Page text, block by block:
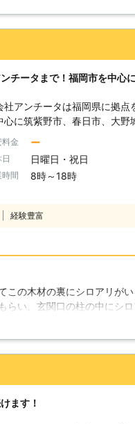
んと暖かくなります。それ
たアリの一部が羽アリとな
れがあります。
チータまで！福岡市を中心
社アンチータは福岡県に拠
心に筑紫野市、春日市、大
。 1981年の設立以来、多く
お客様のご依頼をお待ちしております。 <
まいに根付くシロアリを徹
除施工士の有資格者が駆除
な駆除
ご提案が可能です。 調査は
用意！施工後のアフターフォローも万全
た場合に、被害にあった部
く保険会社加入の保証です。 ・「管理保証書」につ
た、住まいや車の破損など、施工時の万が一の事故
「賠償保険」にも加入してお
料金 ー
日曜日・祝日
間 8時～18時
経験豊富
この木材の裏にシロアリが
らい、玄関口の柱の中にシ
た。
ます！